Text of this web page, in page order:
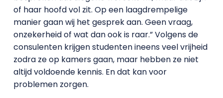
of haar hoofd vol zit. Op een laagdrempelige
manier gaan wij het gesprek aan. Geen vraag,
onzekerheid of wat dan ook is raar.” Volgens de
consulenten krijgen studenten ineens veel vrijheid
zodra ze op kamers gaan, maar hebben ze niet
altijd voldoende kennis. En dat kan voor
problemen zorgen.